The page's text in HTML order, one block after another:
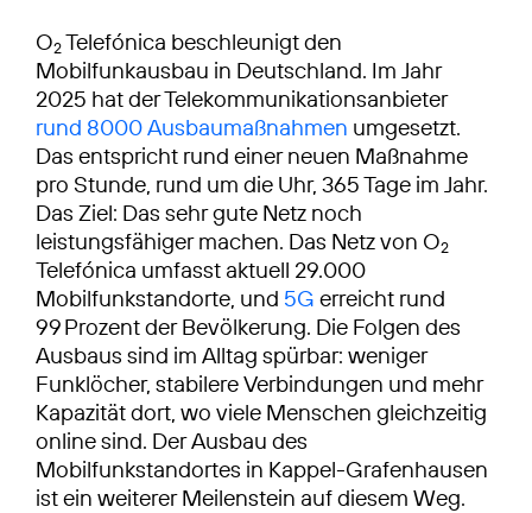
O2Telefónica beschleunigt den
Mobilfunkausbau in Deutschland. Im Jahr
2025 hat der Telekommunikationsanbieter
rund 8000 Ausbaumaßnahmen umgesetzt.
Das entspricht rund einer neuen Maßnahme
pro Stunde, rund um die Uhr, 365 Tage im Jahr.
Das Ziel: Das sehr gute Netz noch
leistungsfähiger machen. Das Netz von O2
Telefónica umfasst aktuell 29.000
Mobilfunkstandorte, und 5G erreicht rund
99 Prozent der Bevölkerung. Die Folgen des
Ausbaus sind im Alltag spürbar: weniger
Funklöcher, stabilere Verbindungen und mehr
Kapazität dort, wo viele Menschen gleichzeitig
online sind. Der Ausbau des
Mobilfunkstandortes in Kappel-Grafenhausen
ist ein weiterer Meilenstein auf diesem Weg.